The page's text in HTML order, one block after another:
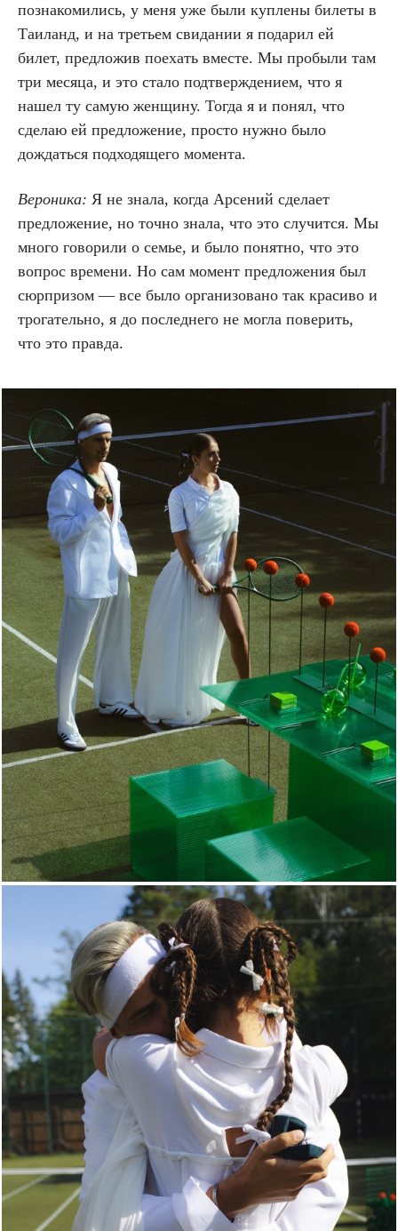
познакомились, у меня уже были куплены билеты в
Таиланд, и на третьем свидании я подарил ей
билет, предложив поехать вместе. Мы пробыли там
три месяца, и это стало подтверждением, что я
нашел ту самую женщину. Тогда я и понял, что
сделаю ей предложение, просто нужно было
дождаться подходящего момента.
Вероника: Я не знала, когда Арсений сделает
предложение, но точно знала, что это случится. Мы
много говорили о семье, и было понятно, что это
вопрос времени. Но сам момент предложения был
сюрпризом — все было организовано так красиво и
трогательно, я до последнего не могла поверить,
что это правда.